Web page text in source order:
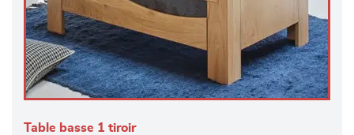
Table basse 1 tiroir